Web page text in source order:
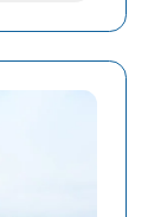
に親し
事前予